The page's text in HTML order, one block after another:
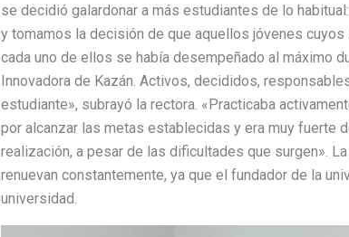
se decidió galardonar a más estudiantes de lo
y tomamos la decisión de que aquellos jóvenes
cada uno de ellos se había desempeñado al máximo
Innovadora de Kazán. Activos, decididos,
estudiante», subrayó la rectora. «Practicaba
por alcanzar las metas establecidas y era muy fuerte
realización, a pesar de las dificultades que surgen».
renuevan constantemente, ya que el fundador de la
universidad.